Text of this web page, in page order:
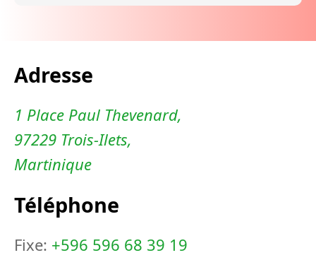
Adresse
1 Place Paul Thevenard,
97229 Trois-Ilets,
Martinique
Téléphone
Fixe: +596 596 68 39 19